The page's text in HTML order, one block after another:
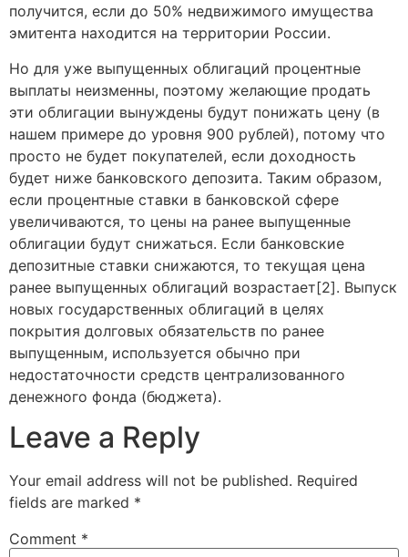
получится, если до 50% недвижимого имущества
эмитента находится на территории России.
Но для уже выпущенных облигаций процентные
выплаты неизменны, поэтому желающие продать
эти облигации вынуждены будут понижать цену (в
нашем примере до уровня 900 рублей), потому что
просто не будет покупателей, если доходность
будет ниже банковского депозита. Таким образом,
если процентные ставки в банковской сфере
увеличиваются, то цены на ранее выпущенные
облигации будут снижаться. Если банковские
депозитные ставки снижаются, то текущая цена
ранее выпущенных облигаций возрастает[2]. Выпуск
новых государственных облигаций в целях
покрытия долговых обязательств по ранее
выпущенным, используется обычно при
недостаточности средств централизованного
денежного фонда (бюджета).
Leave a Reply
Your email address will not be published. Required
fields are marked *
Comment *